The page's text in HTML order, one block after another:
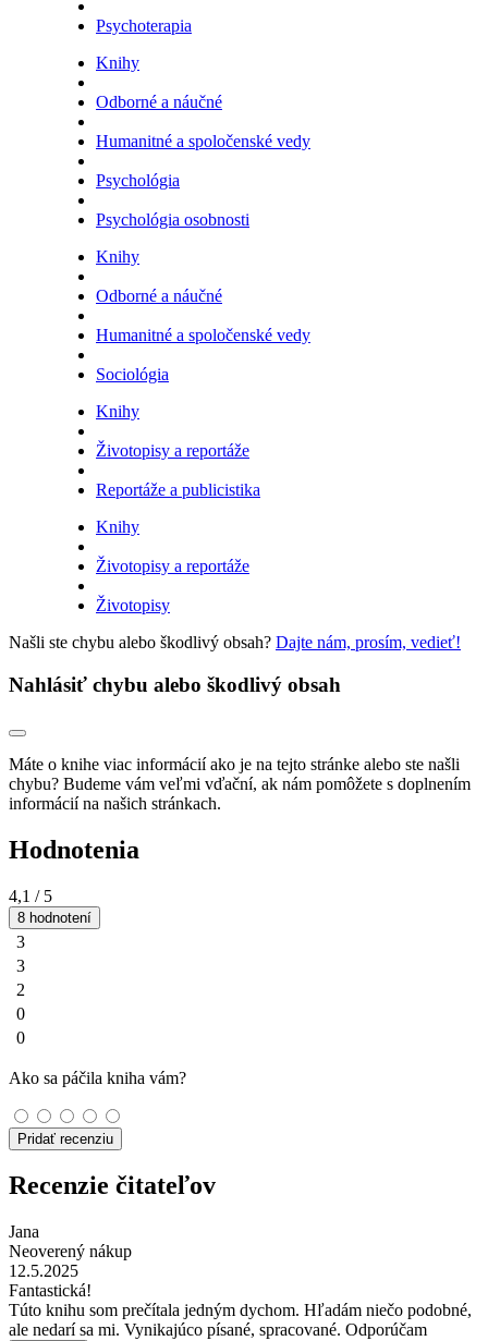
Psychoterapia
Knihy
Odborné a náučné
Humanitné a spoločenské vedy
Psychológia
Psychológia osobnosti
Knihy
Odborné a náučné
Humanitné a spoločenské vedy
Sociológia
Knihy
Životopisy a reportáže
Reportáže a publicistika
Knihy
Životopisy a reportáže
Životopisy
Našli ste chybu alebo škodlivý obsah? Dajte nám, prosím, vedieť!
Nahlásiť chybu alebo škodlivý obsah
Máte o knihe viac informácií ako je na tejto stránke alebo ste našli
chybu? Budeme vám veľmi vďační, ak nám pomôžete s doplnením
informácií na našich stránkach.
Hodnotenia
4,1 / 5
8 hodnotení
3
3
2
0
0
Ako sa páčila kniha vám?
Pridať recenziu
Recenzie čitateľov
Jana
Neoverený nákup
12.5.2025
Fantastická!
Túto knihu som prečítala jedným dychom. Hľadám niečo podobné,
ale nedarí sa mi. Vynikajúco písané, spracované. Odporúčam